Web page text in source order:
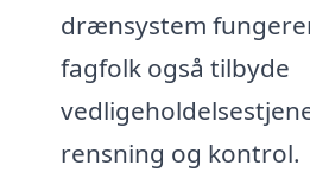
drænsystem
fagfolk også tilbyde
rensning og kontrol.